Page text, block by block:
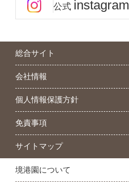
公式 instagram
総合サイト
会社情報
個人情報保護方針
免責事項
サイトマップ
境港園について